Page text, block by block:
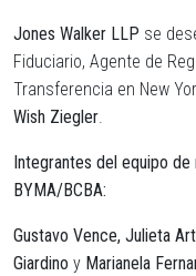
Jones Walker LLP se
Fiduciario, Agente de
Transferencia en New
Wish Ziegler.
Integrantes del equipo
BYMA/BCBA:
Gustavo Vence, Julieta
Giardino y Marianela